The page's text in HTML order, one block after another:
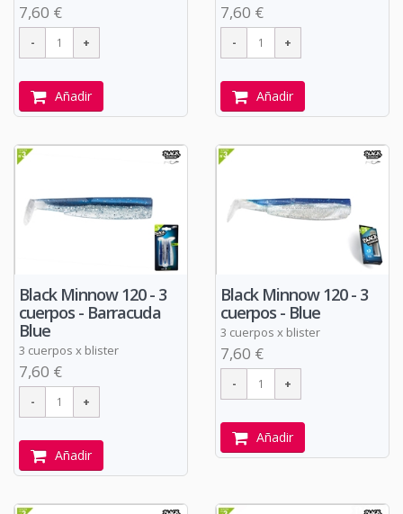
7,60 €
Añadir
7,60 €
Añadir
Black Minnow 120 - 3
cuerpos - Barracuda
Blue
3 cuerpos x blister
7,60 €
Añadir
Black Minnow 120 - 3
cuerpos - Blue
3 cuerpos x blister
7,60 €
Añadir